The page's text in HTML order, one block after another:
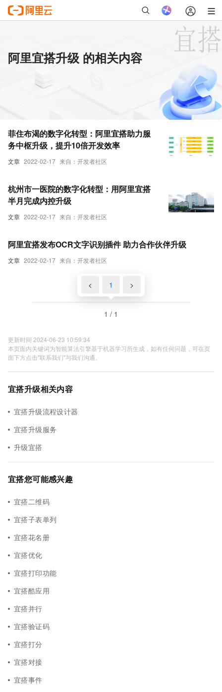
阿里宜搭升级 的相关内容
文章 2022-02-17 来自：开发者社区
菲住布渴的数字化转型：阿里宜搭助力服
务中枢升级，提升10倍开发效率
文章 2022-02-17 来自：开发者社区
杭州市一医院的数字化转型：用阿里宜搭
半月完成内控升级
文章 2022-02-17 来自：开发者社区
阿里宜搭发布OCR文字识别插件 助力合作伙伴升级
< 1 >
1 / 1
更新时间 2024-06-23 10:59:34
本页面内关键词为智能算法引擎基于机器学习所生成，如有任何问题，可在页
面下方点击"联系我们"与我们沟通。
宜搭升级相关内容
宜搭升级流程设计器
宜搭升级服务
升级宜搭
宜搭您可能感兴趣
宜搭二维码
宜搭子表单列
宜搭花名册
宜搭优化
宜搭打印功能
宜搭酷应用
宜搭并行
宜搭验证码
宜搭打分
宜搭对接
宜搭事件